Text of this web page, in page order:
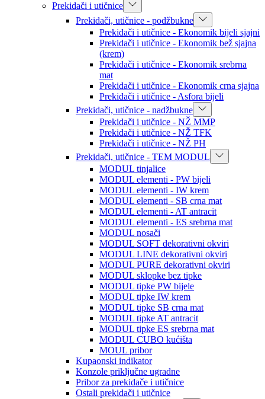
Prekidači i utičnice
Prekidači, utičnice - podžbukne
Prekidači i utičnice - Ekonomik bijeli sjajni
Prekidači i utičnice - Ekonomik bež sjajna
(krem)
Prekidači i utičnice - Ekonomik srebrna
mat
Prekidači i utičnice - Ekonomik crna sjajna
Prekidači i utičnice - Asfora bijeli
Prekidači, utičnice - nadžbukne
Prekidači i utičnice - NŽ MMP
Prekidači i utičnice - NŽ TFK
Prekidači i utičnice - NŽ PH
Prekidači, utičnice - TEM MODUL
MODUL tinjalice
MODUL elementi - PW bijeli
MODUL elementi - IW krem
MODUL elementi - SB crna mat
MODUL elementi - AT antracit
MODUL elementi - ES srebrna mat
MODUL nosači
MODUL SOFT dekorativni okviri
MODUL LINE dekorativni okviri
MODUL PURE dekorativni okviri
MODUL sklopke bez tipke
MODUL tipke PW bijele
MODUL tipke IW krem
MODUL tipke SB crna mat
MODUL tipke AT antracit
MODUL tipke ES srebrna mat
MODUL CUBO kućišta
MOUL pribor
Kupaonski indikator
Konzole priključne ugradne
Pribor za prekidače i utičnice
Ostali prekidači i utičnice